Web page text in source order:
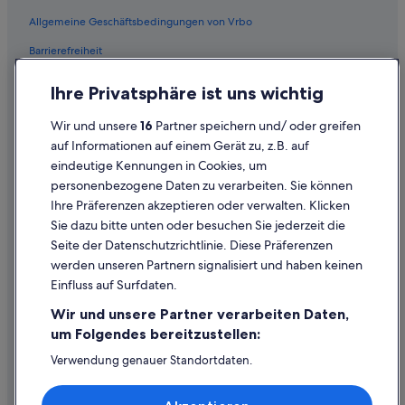
Flüge von Entebbe (EBB) nach Wien (VIE)
Flüge von Enschede (ENS) nach Wien (VIE)
Flüge von Erzincan (ERC) nach Wien (VIE)
Flüge von Enterprise (ETS) nach Wien (VIE)
Flüge von Evenes (EVE) nach Wien (VIE)
Flüge von Neubrandenburg (FNB) nach Wien (VIE)
Flüge von Funchal (FNC) nach Wien (VIE)
Flüge von Frankfurt (FRA) nach Wien (VIE)
Flüge von Floro (FRO) nach Wien (VIE)
Flüge von Gloucester (GLO) nach Wien (VIE)
Flüge von Groningen (GRQ) nach Wien (VIE)
Flüge von Granada (GRX) nach Wien (VIE)
Allgemeine Geschäftsbedingungen von Vrbo
Barrierefreiheit
Rechtliche Hinweise/Kontakt
Inhaltsrichtlinien und Melden von Inhalten
Hilfe
Hilfe
Rückerstattungsprozess und Zeitrahmen
Buchen Sie einen Flug mit einer Gutschrift bei der Fluggesellschaft
Internationale Reisedokumente
Ihre Privatsphäre ist uns wichtig
Wir und unsere16 Partner speichern und/ oder greifen
auf Informationen auf einem Gerät zu, z.B. auf
eindeutige Kennungen in Cookies, um
personenbezogene Daten zu verarbeiten. Sie können
Ihre Präferenzen akzeptieren oder verwalten. Klicken
Sie dazu bitte unten oder besuchen Sie jederzeit die
Seite der Datenschutzrichtlinie. Diese Präferenzen
werden unseren Partnern signalisiert und haben keinen
Einfluss auf Surfdaten.
Wir und unsere Partner verarbeiten Daten,
um Folgendes bereitzustellen:
Verwendung genauer Standortdaten.
Speichern von oder Zugriff auf Informationen auf einem